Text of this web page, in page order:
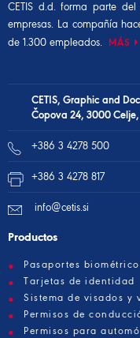
CETIS d.d. forma parte del
empresas. La compañía
de 1.300 empleados. MÁS
CETIS, Graphic and
Čopova 24, 3000
+386 3 4278 500
+386 3 4278 817
info@cetis.si
Productos
Pasaportes
Tarjetas de identidad
Sistema de visados y
Permisos de
Permisos para